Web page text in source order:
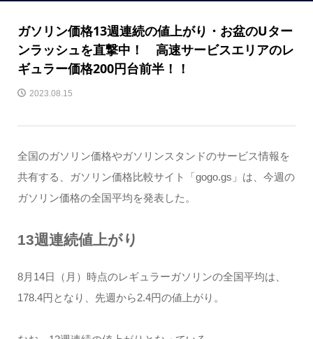
ガソリン価格13週連続の値上がり・お盆のUター
ンラッシュを直撃中！ 高速サービスエリアのレ
ギュラー価格200円台前半！！
2023.08.15
全国のガソリン価格やガソリンスタンドのサービス情報を
共有する、ガソリン価格比較サイト「gogo.gs」は、今週の
ガソリン価格の全国平均を発表した。
13週連続値上がり
8月14日（月）時点のレギュラーガソリンの全国平均は、
178.4円となり、先週から2.4円の値上がり。